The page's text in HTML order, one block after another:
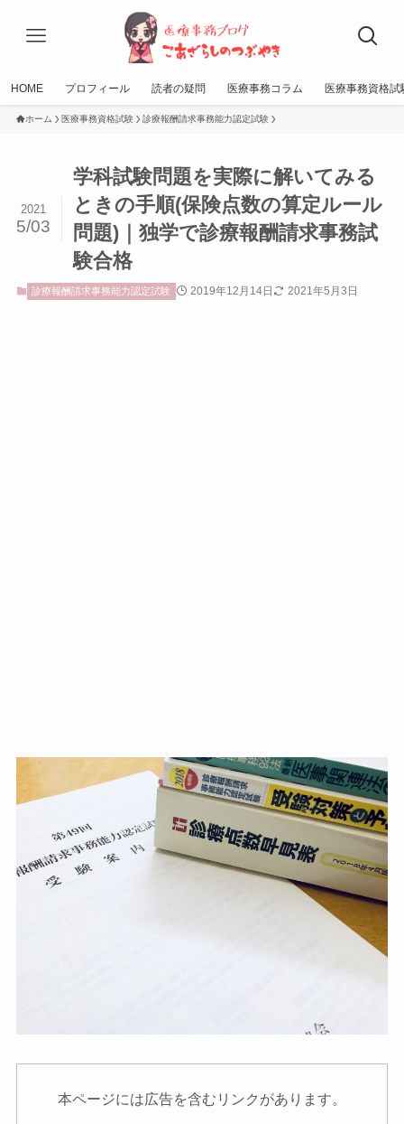
HOME プロフィール 読者の疑問 医療事務コラム 医療事務資格試
ホーム 医療事務資格試験 診療報酬請求事務能力認定試験
学科試験問題を実際に解いてみる
ときの手順(保険点数の算定ルール
問題)｜独学で診療報酬請求事務試
験合格
2021
5/03
診療報酬請求事務能力認定試験 2019年12月14日 2021年5月3日
本ページには広告を含むリンクがあります。